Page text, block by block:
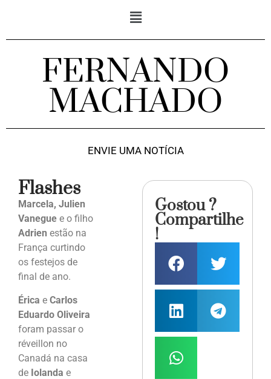
FERNANDO
MACHADO
ENVIE UMA NOTÍCIA
Flashes
Marcela, Julien
Vanegue e o filho
Adrien estão na
França curtindo
os festejos de
final de ano.
Érica e Carlos
Eduardo Oliveira
foram passar o
réveillon no
Canadá na casa
de Iolanda e
Gostou ?
Compartilhe
!